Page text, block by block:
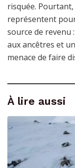
risquée.
représentent
source de revenu
aux ancêtres et
menace de faire
À lire aussi